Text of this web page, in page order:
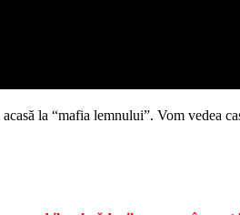
la “mafia lemnului”. Vom vedea